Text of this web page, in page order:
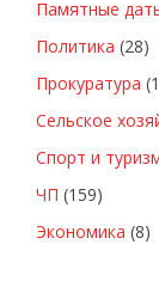
Памятные
Политика (28)
Прокуратура
Сельское
Спорт и
ЧП (159)
Экономика (8)